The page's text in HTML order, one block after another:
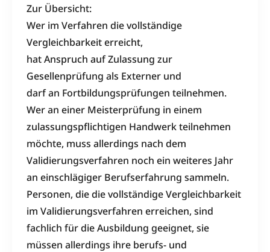
Zur Übersicht:
Wer im Verfahren die vollständige
Vergleichbarkeit erreicht,
hat Anspruch auf Zulassung zur
Gesellenprüfung als Externer und
darf an Fortbildungsprüfungen teilnehmen.
Wer an einer Meisterprüfung in einem
zulassungspflichtigen Handwerk teilnehmen
möchte, muss allerdings nach dem
Validierungsverfahren noch ein weiteres Jahr
an einschlägiger Berufserfahrung sammeln.
Personen, die die vollständige Vergleichbarkeit
im Validierungsverfahren erreichen, sind
fachlich für die Ausbildung geeignet, sie
müssen allerdings ihre berufs- und